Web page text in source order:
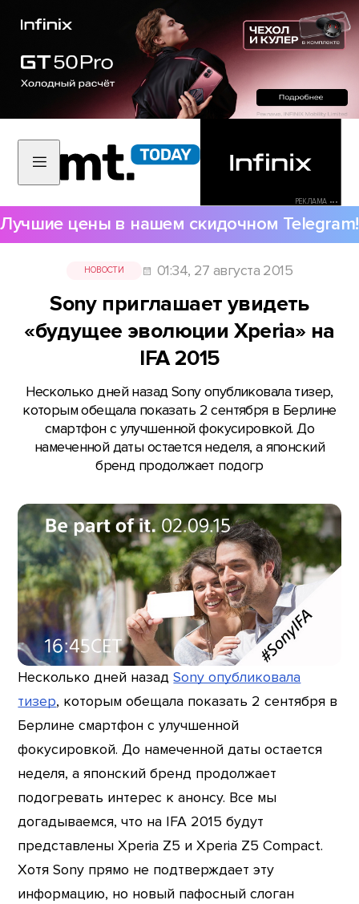
РЕКЛАМА •••
Лучшие цены в нашем скидочном Telegram!
НОВОСТИ 01:34, 27 августа 2015
Sony приглашает увидеть
«будущее эволюции Xperia» на
IFA 2015
Несколько дней назад Sony опубликовала тизер,
которым обещала показать 2 сентября в Берлине
смартфон с улучшенной фокусировкой. До
намеченной даты остается неделя, а японский
бренд продолжает подогр
Несколько дней назадSony опубликовала
тизер, которым обещала показать 2 сентября в
Берлине смартфон с улучшенной
фокусировкой. До намеченной даты остается
неделя, а японский бренд продолжает
подогревать интерес к анонсу. Все мы
догадываемся, что на IFA 2015 будут
представлены Xperia Z5 и Xperia Z5 Compact.
Хотя Sony прямо не подтверждает эту
информацию, но новый пафосный слоган